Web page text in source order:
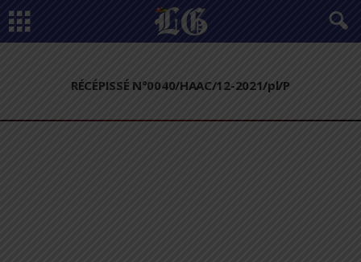
RÉCÉPISSÉ N°0040/HAAC/12-2021/pl/P